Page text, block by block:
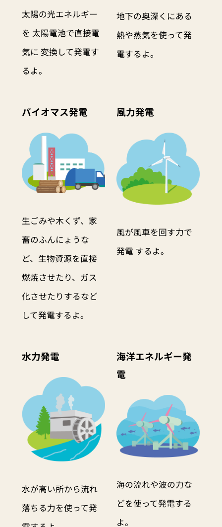
太陽の光エネルギー
を 太陽電池で直接電
気に 変換して発電す
るよ。
地下の奥深くにある
熱や蒸気を使って発
電するよ。
バイオマス発電
生ごみや木くず、家
畜のふんにょうな
ど、生物資源を直接
燃焼させたり、ガス
化させたりするなど
して発電するよ。
風力発電
風が風車を回す力で
発電 するよ。
水力発電
水が高い所から流れ
落ちる力を使って発
海洋エネルギー発
電
海の流れや波の力な
どを使って発電する
よ。